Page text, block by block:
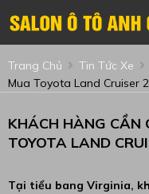
Trang Chủ Tin Tức Xe
Mua Toyota Land Cruiser
KHÁCH HÀNG CẦN
TOYOTA LAND
Tại tiểu bang Virginia,